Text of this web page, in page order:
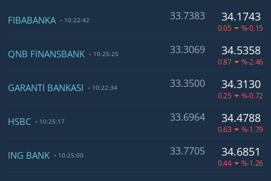
FİBABANKA 10:22:42 33.7383 34.1743
0.05 %-0.15
QNB FİNANSBANK 10:25:25 33.3069 34.5358
0.87 %-2.46
GARANTİ BANKASI 10:22:34 33.3500 34.3130
0.25 %-0.72
HSBC 10:25:17 33.6964 34.4788
0.63 %-1.79
ING BANK 10:25:00 33.7705 34.6851
0.44 %-1.26